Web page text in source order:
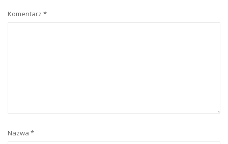
Komentarz *
Nazwa *